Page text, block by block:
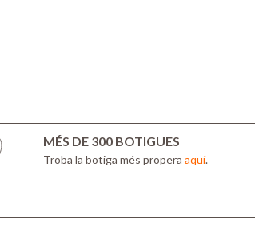
MÉS DE 300 BOTIGUES
Troba la botiga més properaaquí.